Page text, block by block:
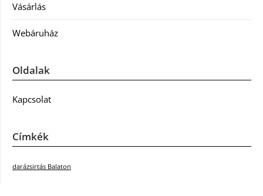
Vásárlás
Webáruház
Oldalak
Kapcsolat
Címkék
darázsirtás Balaton